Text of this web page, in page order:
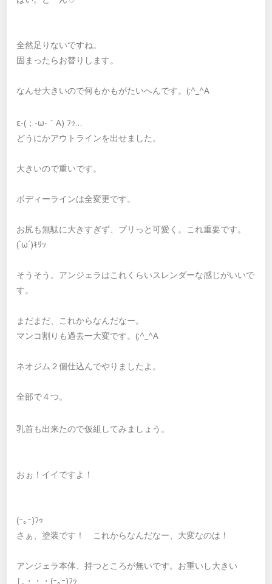
全然足りないですね。
固まったらお替りします。
なんせ大きいので何もかもがたいへんです。(;^_^A
ε-(；-ω-｀A) ﾌｩ…
どうにかアウトラインを出せました。
大きいので重いです。
ボディーラインは全変更です。
お尻も無駄に大きすぎず、プリっと可愛く。これ重要です。
(`ω´)ｷﾘｯ
そうそう。アンジェラはこれくらいスレンダーな感じがいいで
す。
まだまだ、これからなんだなー。
マンコ割りも過去一大変です。(;^_^A
ネオジム２個仕込んでやりましたよ。
全部で４つ。
乳首も出来たので仮組してみましょう。
おぉ！イイですよ！
(ｰ｡ｰ)ﾌｩ
さぁ、塗装です！ これからなんだなー、大変なのは！
アンジェラ本体、持つところが無いです。お重いし大きい
し・・・(ｰ｡ｰ)ﾌｩ